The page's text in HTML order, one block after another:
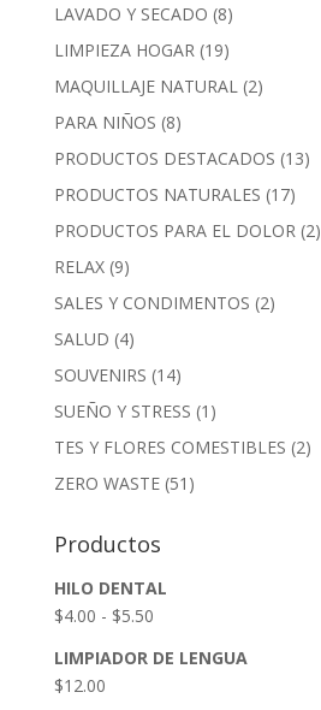
LAVADO Y SECADO (8)
LIMPIEZA HOGAR (19)
MAQUILLAJE NATURAL (2)
PARA NIÑOS (8)
PRODUCTOS DESTACADOS (13)
PRODUCTOS NATURALES (17)
PRODUCTOS PARA EL DOLOR (2)
RELAX (9)
SALES Y CONDIMENTOS (2)
SALUD (4)
SOUVENIRS (14)
SUEÑO Y STRESS (1)
TES Y FLORES COMESTIBLES (2)
ZERO WASTE (51)
Productos
HILO DENTAL
$4.00 - $5.50Rango
precios:
LIMPIADOR DE LENGUA
$12.00